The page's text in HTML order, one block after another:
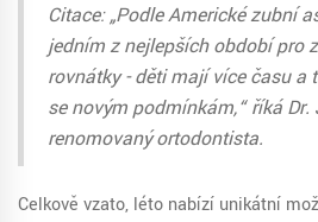
Citace: „Podle Americké zubní
jedním z nejlepších období pro
rovnátky - děti mají více času a
se novým podmínkám,“ říká
renomovaný ortodontista.
Celkově vzato, léto nabízí unikátní